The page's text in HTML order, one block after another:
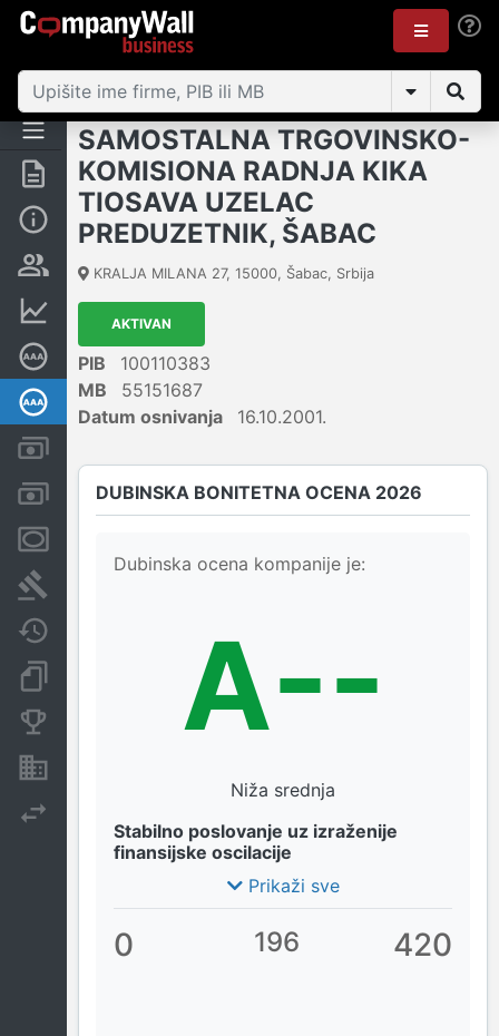
Rezime
Osnovni podaci
Vlasnička struktura
Finansijski podaci
Sertifikat bonitetne izvrsnosti
Dubinska bonitetna ocena
Računi i blokade
Dokumenti i objave
Konkurentske kompanije
SAMOSTALNA TRGOVINSKO-
KOMISIONA RADNJA KIKA
TIOSAVA UZELAC
PREDUZETNIK, ŠABAC
KRALJA MILANA 27, 15000, Šabac, Srbija
AKTIVAN
PIB
100110383
MB
55151687
Datum osnivanja
16.10.2001.
DUBINSKA BONITETNA OCENA 2026
Dubinska ocena kompanije je:
A--
Niža srednja
Stabilno poslovanje uz izraženije
finansijske oscilacije
Prikaži sve
0 196 420